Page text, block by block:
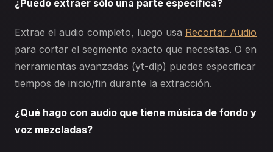
¿Puedo extraer sólo una parte específica?
Extrae el audio completo, luego usa Recortar Audio
para cortar el segmento exacto que necesitas. O en
herramientas avanzadas (yt-dlp) puedes especificar
tiempos de inicio/fin durante la extracción.
¿Qué hago con audio que tiene música de fondo y
voz mezcladas?